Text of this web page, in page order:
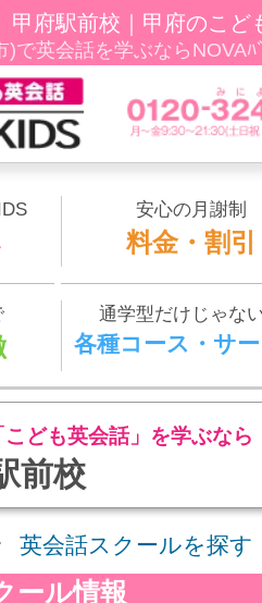
甲府駅前校｜甲府のこど
)で英会話を学ぶならNOVA
安心の月謝制
料金・割引
通学型だけじゃな
各種コース・サ
前校
こども英会話」を学ぶなら
英会話スクールを探す
ール情報